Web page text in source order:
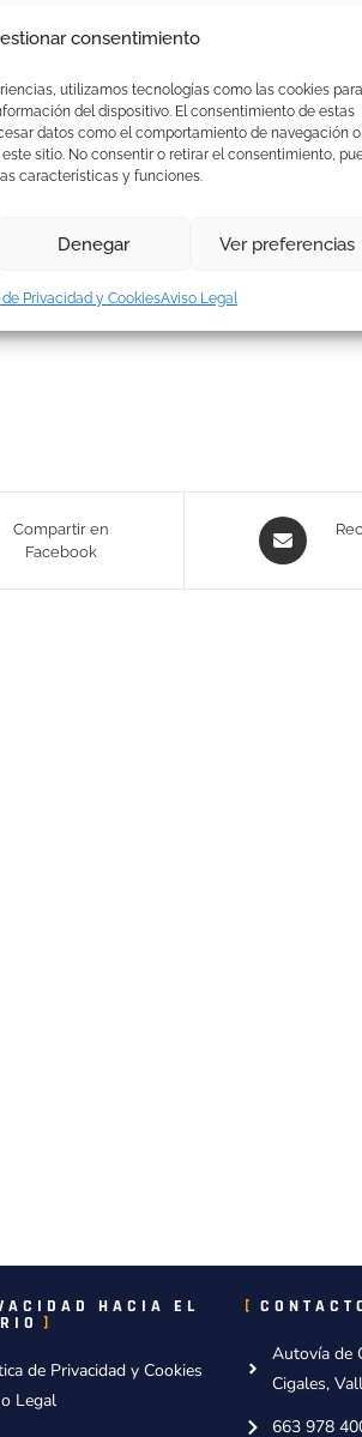
consentimiento
utilizamos tecnologías como las cookies para
del dispositivo. El consentimiento de estas
datos como el comportamiento de navegación o
sitio. No consentir o retirar el consentimiento,
características y funciones.
Denegar Ver preferencias
Privacidad y CookiesAviso Legal
Compartir en
Facebook
HACIA EL
de Privacidad y Cookies
Legal
Autovía de
Cigales,
663 978